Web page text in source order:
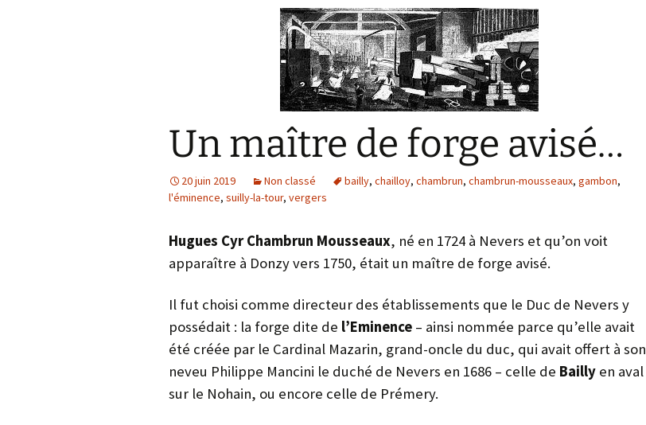
Baronnie de Saint-Verain
Comté d’Auxerre
Comté de Gien
Seigneurie de Courtenay
Comté de Sancerre
Un maître de forge avisé…
20 juin 2019 Non classé bailly, chailloy, chambrun, chambrun-mousseaux, gambon,
l'éminence, suilly-la-tour, vergers
Hugues Cyr Chambrun Mousseaux, né en 1724 à Nevers et qu’on voit
apparaître à Donzy vers 1750, était un maître de forge avisé.
Il fut choisi comme directeur des établissements que le Duc de Nevers y
possédait : la forge dite de l’Eminence – ainsi nommée parce qu’elle avait
été créée par le Cardinal Mazarin, grand-oncle du duc, qui avait offert à son
neveu Philippe Mancini le duché de Nevers en 1686 – celle de Bailly en aval
sur le Nohain, ou encore celle de Prémery.